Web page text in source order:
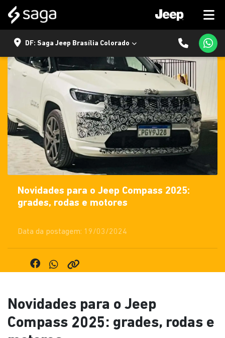
DF: Saga Jeep Brasília Colorado
Novidades para o Jeep Compass 2025:
grades, rodas e motores
Data da postagem: 19/03/2024
Novidades para o Jeep
Compass 2025: grades, rodas e